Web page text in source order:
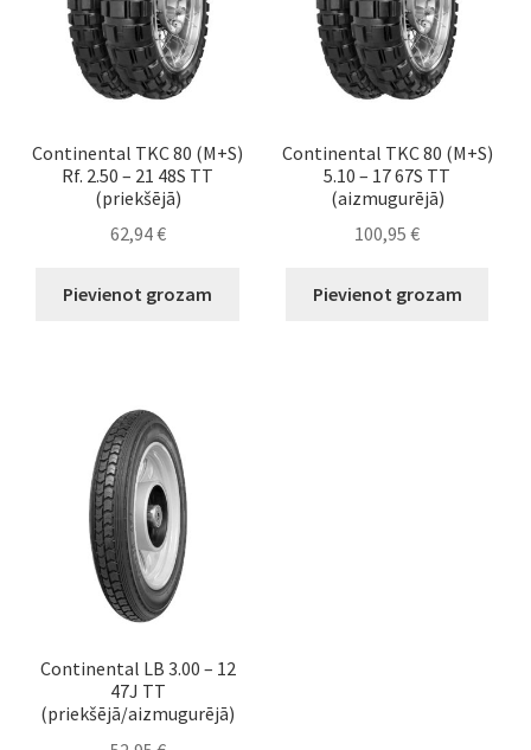
Continental TKC 80 (M+S)
Rf. 2.50 – 21 48S TT
(priekšējā)
62,94€
Pievienot grozam
Continental TKC 80 (M+S)
5.10 – 17 67S TT
(aizmugurējā)
100,95€
Pievienot grozam
Continental LB 3.00 – 12
47J TT
(priekšējā/aizmugurējā)